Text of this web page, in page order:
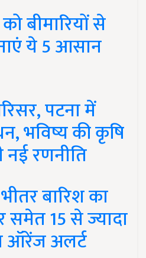
बीमारियों से
ये 5 आसान
पटना में
भविष्य की कृषि
रणनीति
बारिश का
समेत 15 से ज्यादा
ऑरेंज अलर्ट